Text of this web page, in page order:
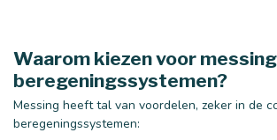
Waarom kiezen voor
beregeningssystemen?
Messing heeft tal van voordelen, zeker in de
beregeningssystemen: